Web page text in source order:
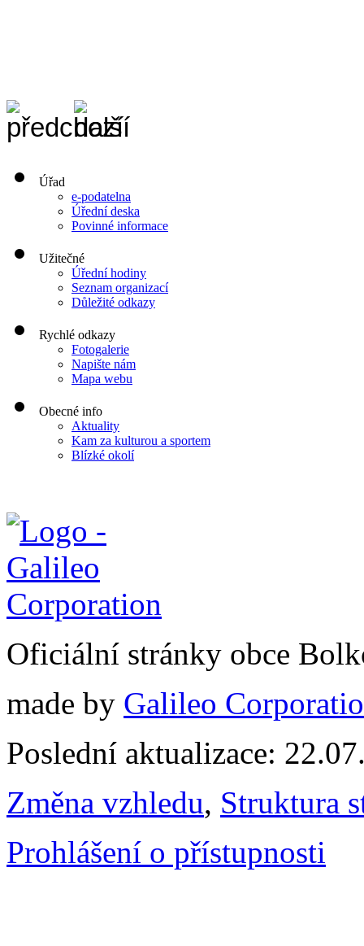
Úřad
e-podatelna
Úřední deska
Povinné informace
Užitečné
Úřední hodiny
Seznam organizací
Důležité odkazy
Rychlé odkazy
Fotogalerie
Napište nám
Mapa webu
Obecné info
Aktuality
Kam za kulturou a sportem
Blízké okolí
Oficiální stránky obce
made by Galileo
Poslední aktualizace:
Změna vzhledu, Struktura
Prohlášení o přístupnosti